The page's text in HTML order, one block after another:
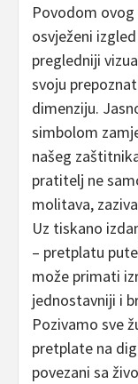
Povodom
osvježeni
pregledniji
svoju
dimenziju.
simbolom
našeg
pratitelj ne
molitava,
Uz tiskano
– pretplatu
može primati
jednostavniji i
Pozivamo sve
pretplate na
povezani sa